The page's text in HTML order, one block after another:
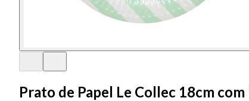
Prato de Papel Le Collec 18cm